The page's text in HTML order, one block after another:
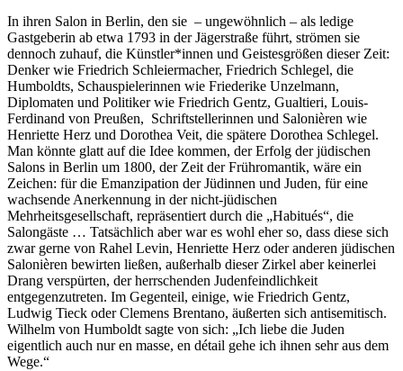
In ihren Salon in Berlin, den sie – ungewöhnlich – als ledige
Gastgeberin ab etwa 1793 in der Jägerstraße führt, strömen sie
dennoch zuhauf, die Künstler*innen und Geistesgrößen dieser Zeit:
Denker wie Friedrich Schleiermacher, Friedrich Schlegel, die
Humboldts, Schauspielerinnen wie Friederike Unzelmann,
Diplomaten und Politiker wie Friedrich Gentz, Gualtieri, Louis-
Ferdinand von Preußen, Schriftstellerinnen und Salonièren wie
Henriette Herz und Dorothea Veit, die spätere Dorothea Schlegel.
Man könnte glatt auf die Idee kommen, der Erfolg der jüdischen
Salons in Berlin um 1800, der Zeit der Frühromantik, wäre ein
Zeichen: für die Emanzipation der Jüdinnen und Juden, für eine
wachsende Anerkennung in der nicht-jüdischen
Mehrheitsgesellschaft, repräsentiert durch die „Habitués“, die
Salongäste … Tatsächlich aber war es wohl eher so, dass diese sich
zwar gerne von Rahel Levin, Henriette Herz oder anderen jüdischen
Salonièren bewirten ließen, außerhalb dieser Zirkel aber keinerlei
Drang verspürten, der herrschenden Judenfeindlichkeit
entgegenzutreten. Im Gegenteil, einige, wie Friedrich Gentz,
Ludwig Tieck oder Clemens Brentano, äußerten sich antisemitisch.
Wilhelm von Humboldt sagte von sich: „Ich liebe die Juden
eigentlich auch nur en masse, en détail gehe ich ihnen sehr aus dem
Wege.“